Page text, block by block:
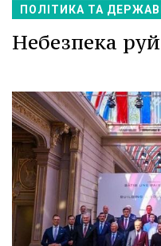
ПОЛІТИКА ТА
Небезпека